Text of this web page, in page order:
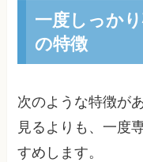
一度しっか
の特徴
次のような特徴が
見るよりも、一度
すめします。